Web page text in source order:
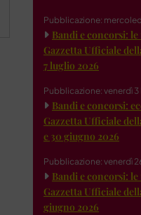
Pubblicazione:
Bandi e concorsi:
Gazzetta Ufficiale
7 luglio 2026
Pubblicazione: venerdì
Bandi e concorsi:
Gazzetta Ufficiale
e 30 giugno 2026
Pubblicazione: venerdì
Bandi e concorsi:
Gazzetta Ufficiale
giugno 2026